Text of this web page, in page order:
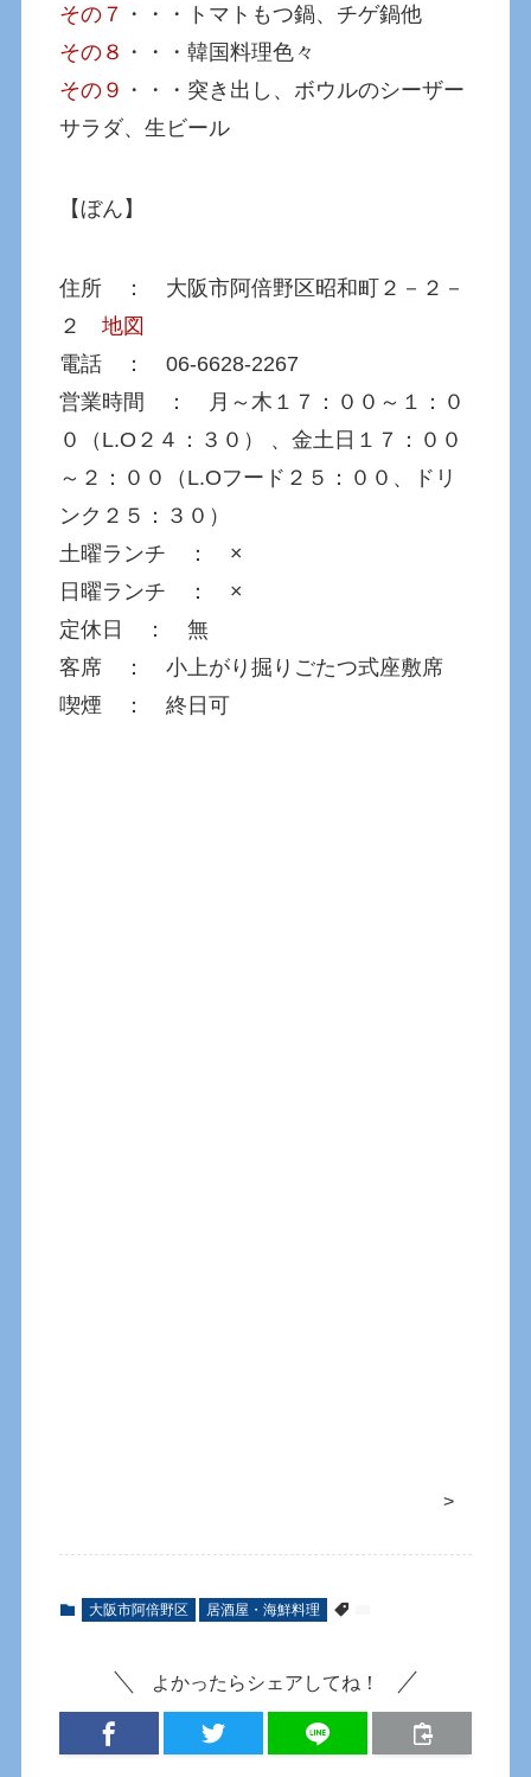
その７ ・・・トマトもつ鍋、チゲ鍋他
その８ ・・・韓国料理色々
その９ ・・・突き出し、ボウルのシーザー
サラダ、生ビール
【ぼん】
住所 ： 大阪市阿倍野区昭和町２－２－
２地図
電話 ： 06-6628-2267
営業時間 ： 月～木１７：００～１：０
０（L.O２４：３０） 、金土日１７：００
～２：００（L.Oフード２５：００、ドリ
ンク２５：３０）
土曜ランチ ： ×
日曜ランチ ： ×
定休日 ： 無
客席 ： 小上がり掘りごたつ式座敷席
喫煙 ： 終日可
>
大阪市阿倍野区 居酒屋・海鮮料理
よかったらシェアしてね！